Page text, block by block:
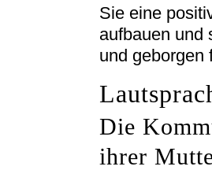
Sie eine
aufbauen und
und geborgen
Die
ihrer